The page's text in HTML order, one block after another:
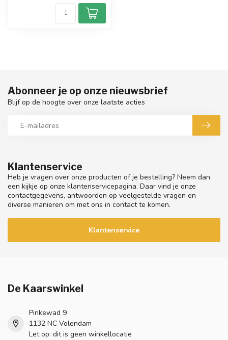
Klantenservice
Heb je vragen over onze producten of je bestelling? Neem dan
een kijkje op onze klantenservicepagina. Daar vind je onze
contactgegevens, antwoorden op veelgestelde vragen en
diverse manieren om met ons in contact te komen.
Klantenservice
Abonneer je op onze nieuwsbrief
Blijf op de hoogte over onze laatste acties
De Kaarswinkel
Pinkewad 9
1132 NC Volendam
Let op: dit is geen winkellocatie